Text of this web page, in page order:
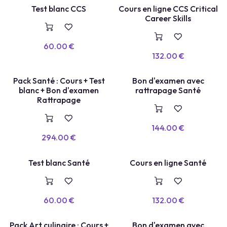
TEST BLANC
Test blanc CCS
60.00 €
COURS EN LIGNE
Cours en ligne CCS Critical
Career Skills
132.00 €
TEST LABEL
Pack Santé : Cours + Test
blanc + Bon d'examen
Rattrapage
294.00 €
E
X
A
M
E
N
+
R
E
P
A
S
S
A
G
E
Bon d'examen avec
rattrapage Santé
144.00 €
TEST BLANC
Test blanc Santé
60.00 €
COURS EN LIGNE
Cours en ligne Santé
132.00 €
Pack Art culinaire : Cours +
Bon d'examen avec